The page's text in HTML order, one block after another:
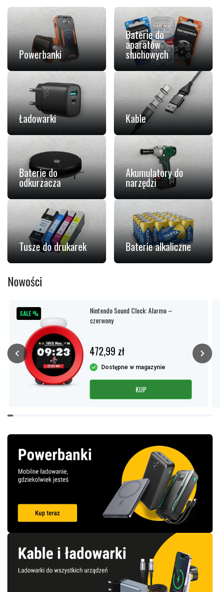
Powerbanki
Baterie do
aparatów
słuchowych
Ładowarki Kable
Baterie do
odkurzacza
Akumulatory do
narzędzi
Tusze do drukarek Baterie alkaliczne
Nowości
SALE %
Nintendo Sound Clock: Alarmo –
czerwony
472,99 zł
Dostępne w magazynie
KUP
of